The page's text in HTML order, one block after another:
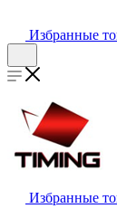
Избранные
Избранные